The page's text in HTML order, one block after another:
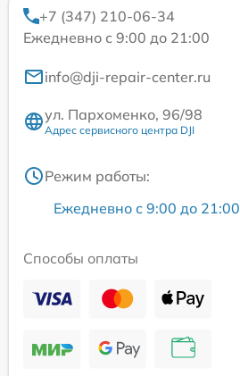
+7 (347) 210-06-34
Ежедневно с 9:00 до 21:00
info@dji-repair-center.ru
ул. Пархоменко, 96/98
Адрес сервисного центра DJI
Режим работы:
Ежедневно с 9:00 до 21:00
Способы оплаты